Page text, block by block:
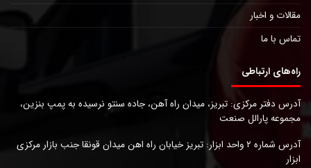
مقالات و اخبار
تماس با ما
راه‌های ارتباطی
آدرس دفتر مرکزی: تبریز، میدان راه آهن، جاده سنتو نرسیده به پمپ بنزین،
مجموعه پارالل صنعت
آدرس شماره ۲ واحد ابزار: تبریز خیابان راه اهن میدان قونقا جنب بازار مرکزی
ابزار